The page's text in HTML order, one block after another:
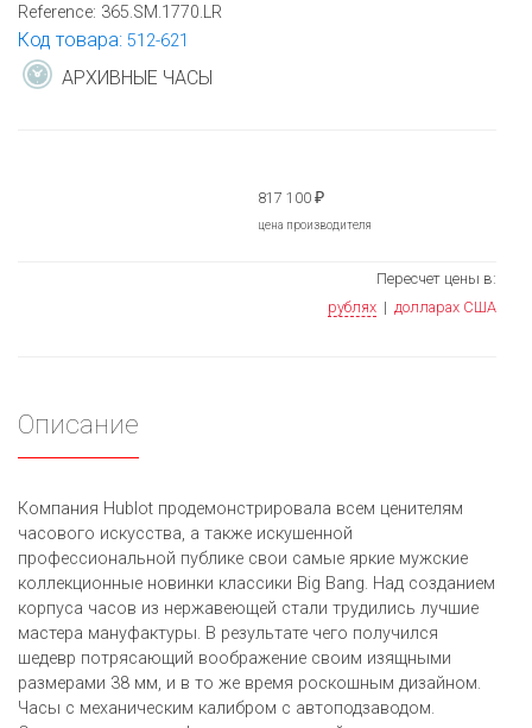
Reference: 365.SM.1770.LR
Код товара: 512-621
АРХИВНЫЕ ЧАСЫ
817 100 ₽
цена производителя
Пересчет цены в:
рублях | долларах США
Описание
Компания Hublot продемонстрировала всем ценителям
часового искусства, а также искушенной
профессиональной публике свои самые яркие мужские
коллекционные новинки классики Big Bang. Над созданием
корпуса часов из нержавеющей стали трудились лучшие
мастера мануфактуры. В результате чего получился
шедевр потрясающий воображение своим изящными
размерами 38 мм, и в то же время роскошным дизайном.
Часы с механическим калибром с автоподзаводом.